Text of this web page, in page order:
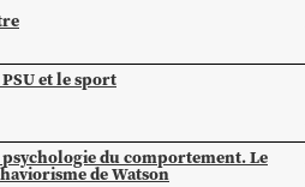
PSU et le sport
psychologie du comportement. Le
de Watson